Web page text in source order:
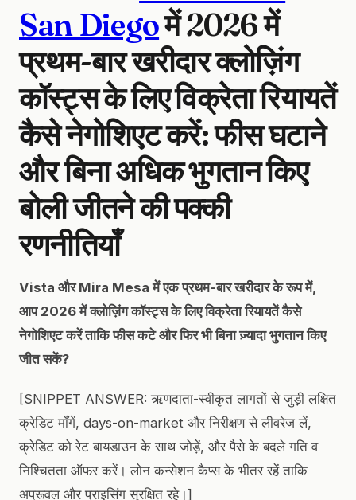
San Diegoमें 2026 में
प्रथम-बार खरीदार क्लोज़िंग
कॉस्ट्स के लिए विक्रेता रियायतें
कैसे नेगोशिएट करें: फीस घटाने
और बिना अधिक भुगतान किए
बोली जीतने की पक्की
रणनीतियाँ
Vista और Mira Mesa में एक प्रथम-बार खरीदार के रूप में,
आप 2026 में क्लोज़िंग कॉस्ट्स के लिए विक्रेता रियायतें कैसे
नेगोशिएट करें ताकि फीस कटे और फिर भी बिना ज़्यादा भुगतान किए
जीत सकें?
[SNIPPET ANSWER: ऋणदाता-स्वीकृत लागतों से जुड़ी लक्षित
क्रेडिट माँगें, days-on-market और निरीक्षण से लीवरेज लें,
क्रेडिट को रेट बायडाउन के साथ जोड़ें, और पैसे के बदले गति व
निश्चितता ऑफर करें। लोन कन्सेशन कैप्स के भीतर रहें ताकि
अप्रूवल और प्राइसिंग सुरक्षित रहे।]